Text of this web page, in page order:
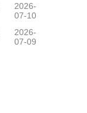
2026-
07-10
2026-
07-09